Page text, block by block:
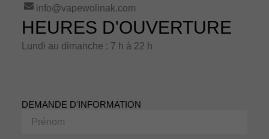
info@vapewolinak.com
HEURES D'OUVERTURE
Lundi au dimanche : 7 h à 22 h
DEMANDE D'INFORMATION
Prénom